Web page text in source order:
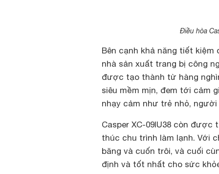
Điều hòa
Bên cạnh khả năng tiết kiệm
nhà sản xuất trang bị công
được tạo thành từ hàng
siêu mềm mịn, đem tới cảm
nhạy cảm như trẻ nhỏ,
Casper XC-09IU38 còn
thúc chu trình làm lạnh. Với
băng và cuốn trôi, và cuối
định và tốt nhất cho sức